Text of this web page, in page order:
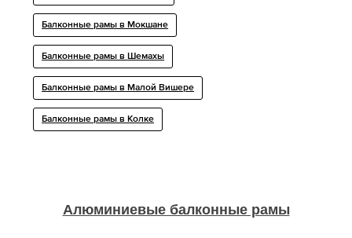
Балконные рамы в Мокшане
Балконные рамы в Шемахы
Балконные рамы в Малой Вишере
Балконные рамы в Колке
Алюминиевые балконные рамы